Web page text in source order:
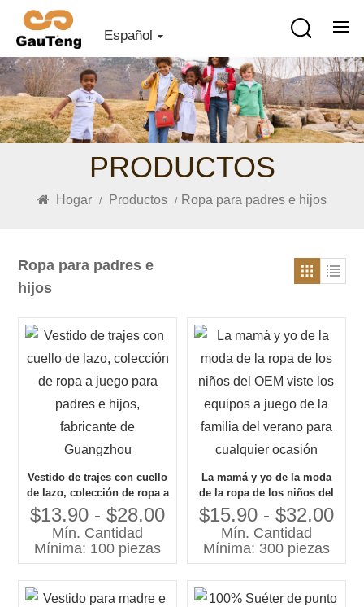
Español
PRODUCTOS
Hogar / Productos / Ropa para padres e hijos
Ropa para padres e
hijos
Vestido de trajes con cuello
de lazo, colección de ropa a
juego para padres e hijos,
fabricante de Guangzhou
$13.90 - $28.00
Mín. Cantidad
Mínima: 100 piezas
La mamá y yo de la moda
de la ropa de los niños del
OEM viste los equipos a
juego de la familia del
verano para cualquier
ocasión
$15.90 - $32.00
Mín. Cantidad
Mínima: 300 piezas